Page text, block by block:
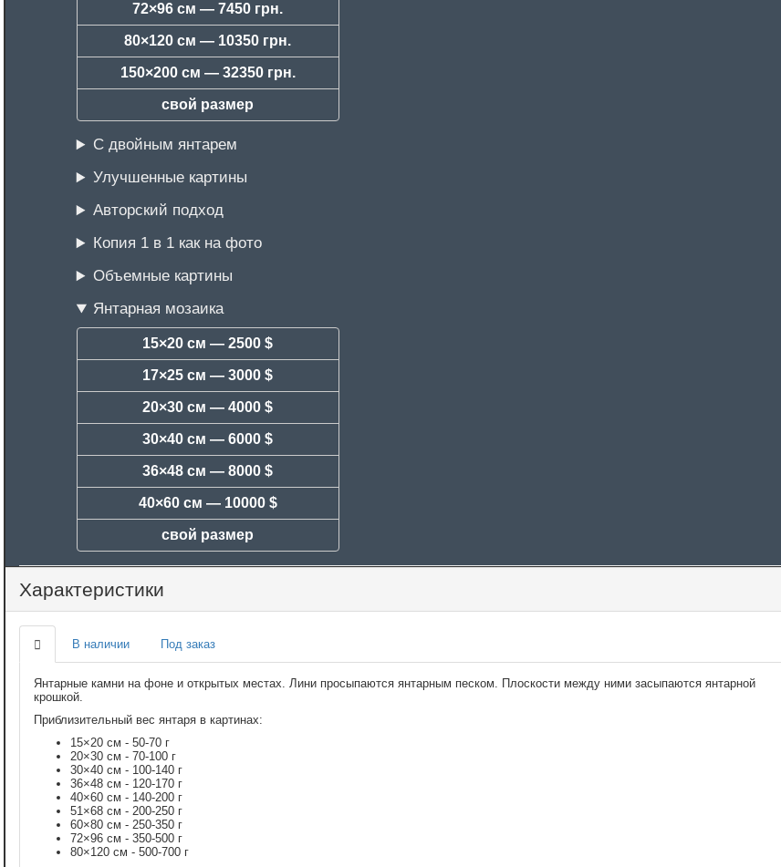
72×96 см —7450 грн.
80×120 см — 10350 грн.
150×200 см — 32350 грн.
свой размер
С двойным янтарем
Улучшенные картины
Авторский подход
Копия 1 в 1 как на фото
Объемные картины
Янтарная мозаика
15×20 см —2500 $
17×25 см —3000 $
20×30 см —4000 $
30×40 см —6000 $
36×48 см —8000 $
40×60 см — 10000 $
свой размер
Характеристики
В наличии Под заказ
Янтарные камни на фоне и открытых местах. Лини просыпаются янтарным песком. Плоскости между ними засыпаются янтарной
крошкой.
Приблизительный вес янтаря в картинах:
15×20 см - 50-70 г
20×30 см - 70-100 г
30×40 см - 100-140 г
36×48 см - 120-170 г
40×60 см - 140-200 г
51×68 см - 200-250 г
60×80 см - 250-350 г
72×96 см - 350-500 г
80×120 см - 500-700 г